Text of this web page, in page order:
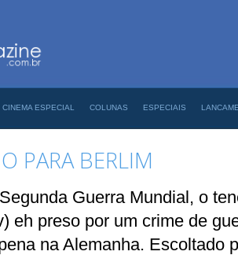
CINEMA ESPECIAL COLUNAS ESPECIAIS
PARA BERLIM
Guerra Mundial, o
eh preso por um crime de
na Alemanha. Escoltado